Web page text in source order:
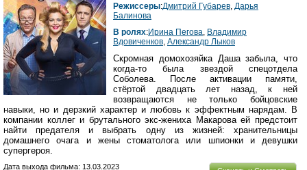
Режиссеры:Дмитрий Губарев Дарья
Балинова
В ролях:Ирина Пегова Владимир
Вдовиченков Александр Лыков
Скромная домохозяйка Даша забыла, что
когда-то была звездой спецотдела
Соболева. После активации памяти,
стёртой двадцать лет назад, к ней
возвращаются не только бойцовские
навыки, но и дерзкий характер и любовь к эффектным нарядам. В
компании коллег и брутального экс-жениха Макарова ей предстоит
найти предателя и выбрать одну из жизней: хранительницы
домашнего очага и жены стоматолога или шпионки и девушки
супергероя.
Дата выхода фильма: 13.03.2023